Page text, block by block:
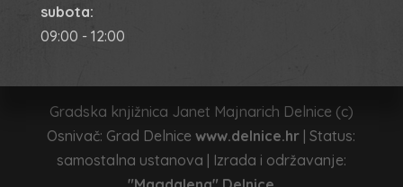
subota:
09:00 - 12:00
Gradska knjižnica Janet Majnarich Delnice (c)
Osnivač: Grad Delnicewww.delnice.hr | Status:
samostalna ustanova | Izrada i održavanje: